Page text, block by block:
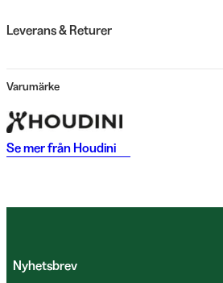
Leverans & Returer
Varumärke
Se mer från Houdini
Nyhetsbrev